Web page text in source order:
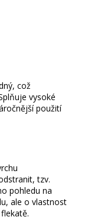
což
vysoké
použití
tzv.
pohledu na
ale o vlastnost